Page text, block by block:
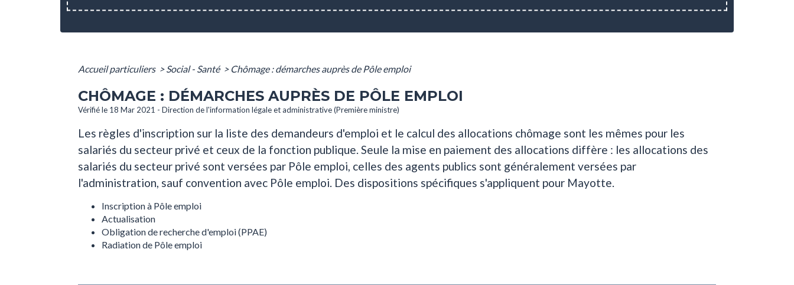
Accueil particuliers > Social - Santé > Chômage : démarches auprès de Pôle emploi
CHÔMAGE : DÉMARCHES AUPRÈS DE PÔLE EMPLOI
Vérifié le 18 Mar 2021 - Direction de l'information légale et administrative (Première ministre)
Les règles d'inscription sur la liste des demandeurs d'emploi et le calcul des allocations chômage sont les mêmes pour les
salariés du secteur privé et ceux de la fonction publique. Seule la mise en paiement des allocations diffère : les allocations des
salariés du secteur privé sont versées par Pôle emploi, celles des agents publics sont généralement versées par
l'administration, sauf convention avec Pôle emploi. Des dispositions spécifiques s'appliquent pour Mayotte.
Inscription à Pôle emploi
Actualisation
Obligation de recherche d'emploi (PPAE)
Radiation de Pôle emploi